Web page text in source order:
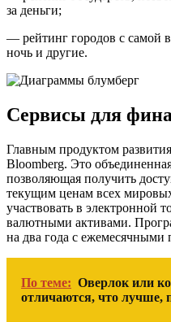
за деньги;
— рейтинг городов с самой
ночь и другие.
Сервисы для
Главным продуктом
Bloomberg. Это
позволяющая получить
текущим ценам всех
участвовать в электронной
валютными активами.
на два года с ежемесячными
По теме: Оверлок или
отличаются, что